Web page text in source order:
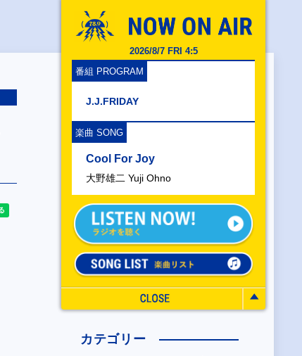
2026/8/7 FRI 4:5
番組 PROGRAM
J.J.FRIDAY
楽曲 SONG
Cool For Joy
大野雄二 Yuji Ohno
カテゴリー